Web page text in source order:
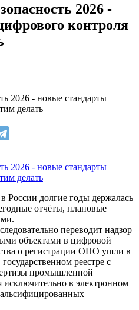
2026 -
контроля
2026 - новые стандарты
делать
России долгие годы держалась
отчёты, плановые
переводит надзор
объектами в цифровой
о регистрации ОПО ушли в
реестре с
промышленной
исключительно в электронном